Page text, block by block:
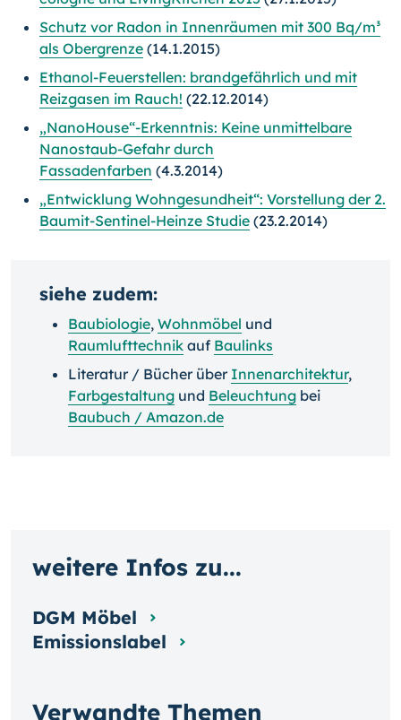
Schutz vor Radon in Innenräumen mit 300 Bq/m³
als Obergrenze (14.1.2015)
Ethanol-Feuerstellen: brandgefährlich und mit
Reizgasen im Rauch! (22.12.2014)
„NanoHouse“-Erkenntnis: Keine unmittelbare
Nanostaub-Gefahr durch
Fassadenfarben (4.3.2014)
„Entwicklung Wohngesundheit“: Vorstellung der 2.
Baumit-Sentinel-Heinze Studie (23.2.2014)
siehe zudem:
Baubiologie, Wohnmöbel und
Raumlufttechnik auf Baulinks
Literatur / Bücher über Innenarchitektur,
Farbgestaltung und Beleuchtung bei
Baubuch / Amazon.de
Verwandte Themen
weitere Infos zu...
DGM Möbel
Emissionslabel